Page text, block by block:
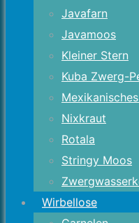
Javafarn
Javamoos
Kleiner Stern
Kuba Zwerg-
Nixkraut
Rotala
Stringy Moos
Wirbellose